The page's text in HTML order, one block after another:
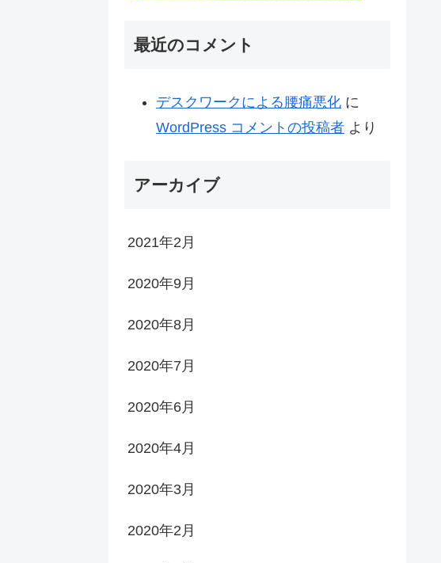
最近のコメント
デスクワークによる腰痛悪化 に
WordPress コメントの投稿者 より
アーカイブ
2021年2月
2020年9月
2020年8月
2020年7月
2020年6月
2020年4月
2020年3月
2020年2月